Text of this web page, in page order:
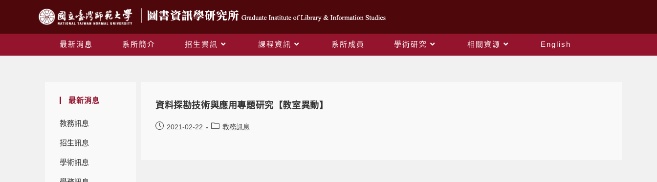
最新消息 系所簡介 招生資訊 課程資訊 系所成員 學術研究 相關資源 English
最新消息
教務訊息
招生訊息
學術訊息
資料探勘技術與應用專題研究【教室異動】
2021-02-22 教務訊息